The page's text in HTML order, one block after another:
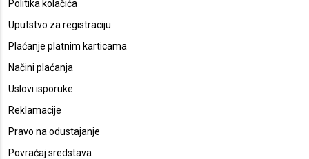
Politika kolačića
Uputstvo za registraciju
Plaćanje platnim karticama
Načini plaćanja
Uslovi isporuke
Reklamacije
Pravo na odustajanje
Povraćaj sredstava